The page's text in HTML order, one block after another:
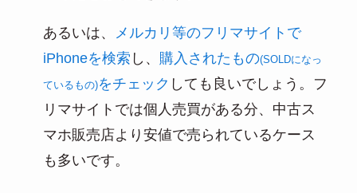
あるいは、
メルカリ等のフリマサイトで
iPhoneを検索 し、 購入されたもの(SOLDになっ
ているもの)をチェック しても良いでしょう。フ
リマサイトでは個人売買がある分、中古ス
マホ販売店より安値で売られているケース
も多いです。